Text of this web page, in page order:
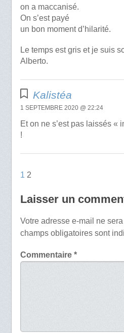
on a maccanisé.
On s’est payé
un bon moment d’hilarité.
Le temps est gris et je suis
Alberto.
Kalistéa
1 SEPTEMBRE 2020 @ 22:24
Et on ne s’est pas laissés «
!
1 2
Laisser un
Votre adresse e-mail ne
champs obligatoires sont
Commentaire *